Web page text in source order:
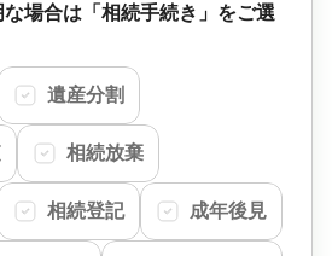
場合は「相続手続き」をご選
遺産分割
相続放棄
相続登記 成年後見